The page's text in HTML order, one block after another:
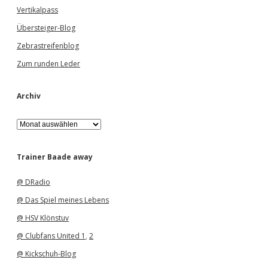
Vertikalpass
Übersteiger-Blog
Zebrastreifenblog
Zum runden Leder
Archiv
A
r
h
Trainer Baade away
@ DRadio
@ Das Spiel meines Lebens
@ HSV Klönstuv
@ Clubfans United 1 , 2
@ Kickschuh-Blog